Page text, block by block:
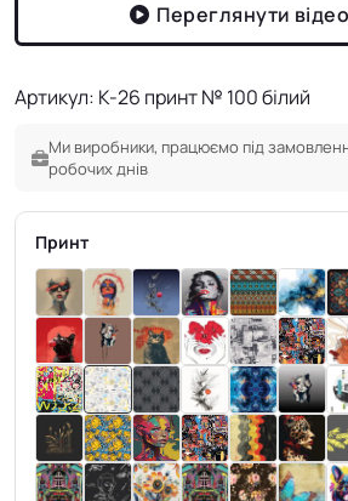
Переглянути
Артикул: K-26 принт № 100 білий
Ми виробники, працюємо під
робочих днів
Принт